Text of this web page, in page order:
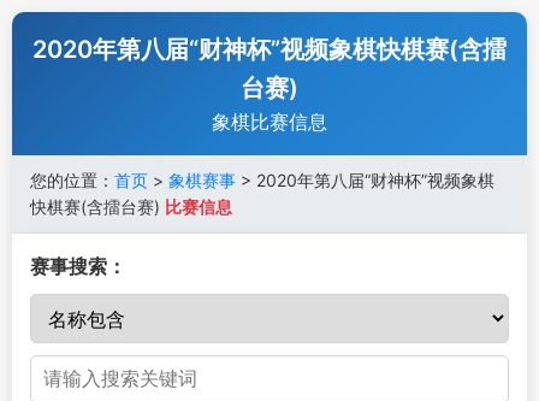
2020年第八届“财神杯”视频象棋快棋赛(含擂
台赛)
象棋比赛信息
您的位置： 首页 > 象棋赛事 > 2020年第八届“财神杯”视频象棋
快棋赛(含擂台赛) 比赛信息
赛事搜索：